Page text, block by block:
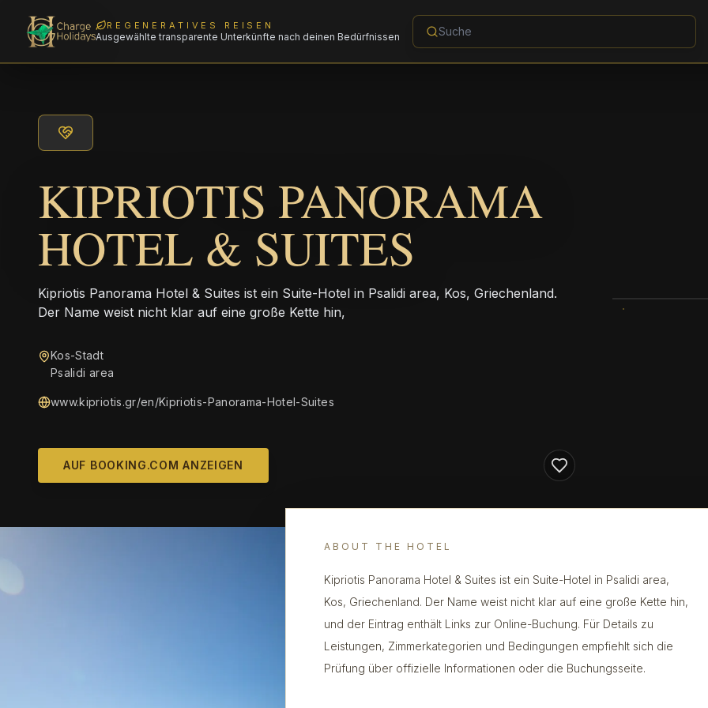
REGENERATIVES REISEN
Ausgewählte transparente Unterkünfte nach deinen Bedürfnissen
KIPRIOTIS PANORAMA
HOTEL & SUITES
Kipriotis Panorama Hotel & Suites ist ein Suite-Hotel in Psalidi area, Kos, Griechenland.
Der Name weist nicht klar auf eine große Kette hin,
Kos-Stadt
Psalidi area
www.kipriotis.gr/en/Kipriotis-Panorama-Hotel-Suites
AUF BOOKING.COM ANZEIGEN
ABOUT THE HOTEL
Kipriotis Panorama Hotel & Suites ist ein Suite-Hotel in Psalidi area,
Kos, Griechenland. Der Name weist nicht klar auf eine große Kette hin,
und der Eintrag enthält Links zur Online-Buchung. Für Details zu
Leistungen, Zimmerkategorien und Bedingungen empfiehlt sich die
Prüfung über offizielle Informationen oder die Buchungsseite.